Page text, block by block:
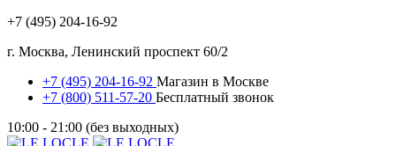
+7 (495) 204-16-92
г. Москва, Ленинский проспект 60/2
+7 (495) 204-16-92 Магазин в Москве
+7 (800) 511-57-20 Бесплатный звонок
10:00 - 21:00 (без выходных)